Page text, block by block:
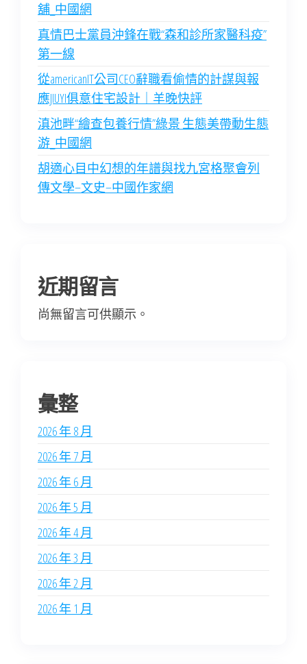
舖_中國網
真情巴士黨員沖鋒在戰“森和診所家醫科疫”
第一線
從americanIT公司CEO辭職看偷情的計謀與報
應JIUYI俱意住宅設計｜羊晚快評
滇池畔“繪查包養行情”綠景 生態美帶動生態
游_中國網
胡適心目中幻想的年譜與找九宮格聚會列
傳文學–文史–中國作家網
近期留言
尚無留言可供顯示。
彙整
2026 年 8 月
2026 年 7 月
2026 年 6 月
2026 年 5 月
2026 年 4 月
2026 年 3 月
2026 年 2 月
2026 年 1 月